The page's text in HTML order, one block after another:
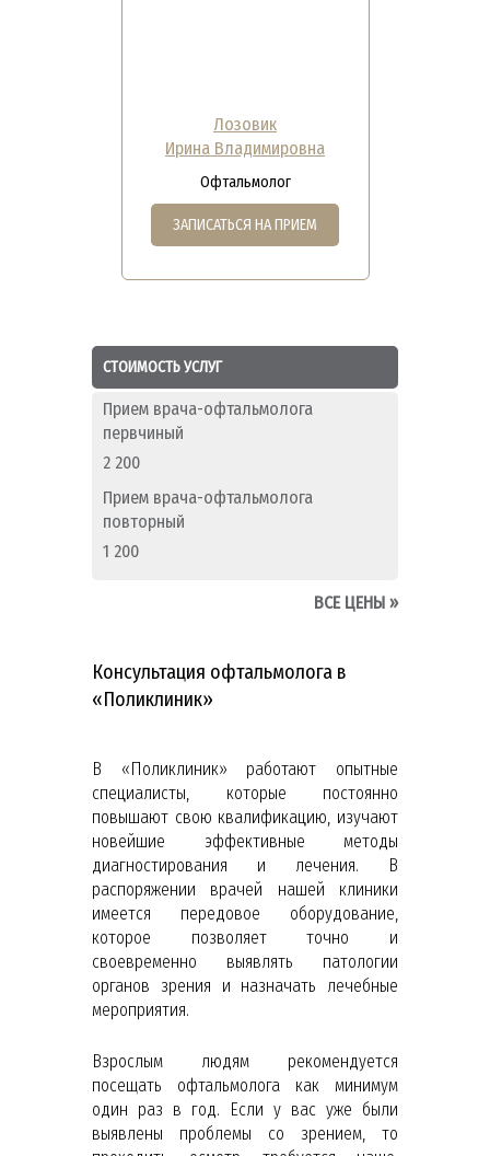
Лозовик
Ирина Владимировна
Офтальмолог
ЗАПИСАТЬСЯ НА ПРИЕМ
СТОИМОСТЬ УСЛУГ
Прием врача-офтальмолога
первчиный
2 200
Прием врача-офтальмолога
повторный
1 200
ВСЕ ЦЕНЫ »
Консультация офтальмолога в
«Поликлиник»
В «Поликлиник» работают опытные
специалисты, которые постоянно
повышают свою квалификацию, изучают
новейшие эффективные методы
диагностирования и лечения. В
распоряжении врачей нашей клиники
имеется передовое оборудование,
которое позволяет точно и
своевременно выявлять патологии
органов зрения и назначать лечебные
мероприятия.
Взрослым людям рекомендуется
посещать офтальмолога как минимум
один раз в год. Если у вас уже были
выявлены проблемы со зрением, то